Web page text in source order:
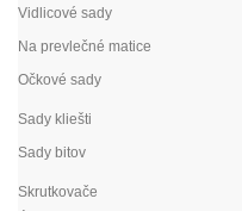
Vidlicové sady
Na prevlečné matice
Očkové sady
Sady kliešti
Sady bitov
Skrutkovače